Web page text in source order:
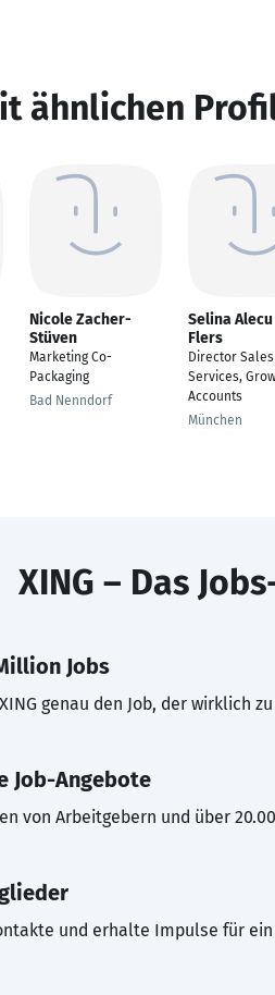
ähnlichen
Nicole Zacher-
Stüven
Marketing Co-
Packaging
Bad Nenndorf
Selina
Flers
Director
Services,
Accounts
München
XING – Das
Jobs
genau den Job, der wirklich
Job-Angebote
von Arbeitgebern und über
und erhalte Impulse für ein